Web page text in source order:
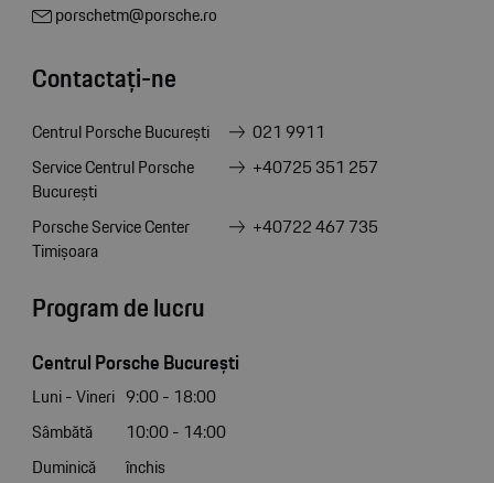
porschetm@porsche.ro
Contactați-ne
Centrul Porsche București
021 9911
Service Centrul Porsche
București
+40725 351 257
Porsche Service Center
Timișoara
+40722 467 735
Program de lucru
Centrul Porsche București
Luni - Vineri 9:00 - 18:00
Sâmbătă
10:00 - 14:00
Duminică
închis